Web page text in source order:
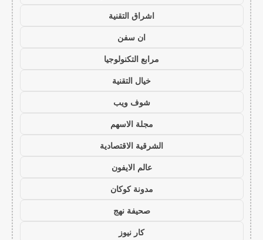
اشراق التقنية
ان سفن
مرابع التكنولوجيا
خيال التقنية
شوف ويب
مجلة الاسهم
الشرقية الاقتصادية
عالم الايفون
مدونة كوكان
صحيفة نهج
كار نيوز